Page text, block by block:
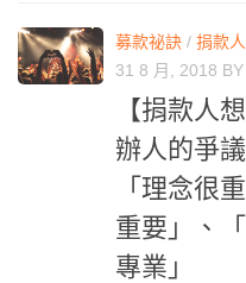
募款祕訣 / 捐款
31 8 月, 2018 BY
【捐款人
辦人的爭
「理念很
重要」、
專業」